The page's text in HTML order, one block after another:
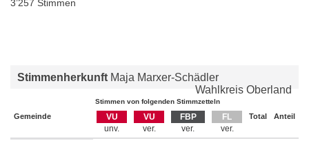
3’257 Stimmen
Stimmenherkunft Maja Marxer-Schädler
Wahlkreis Oberland
Stimmen von folgenden Stimmzetteln
Gemeinde VU VU FBP FL Total Anteil